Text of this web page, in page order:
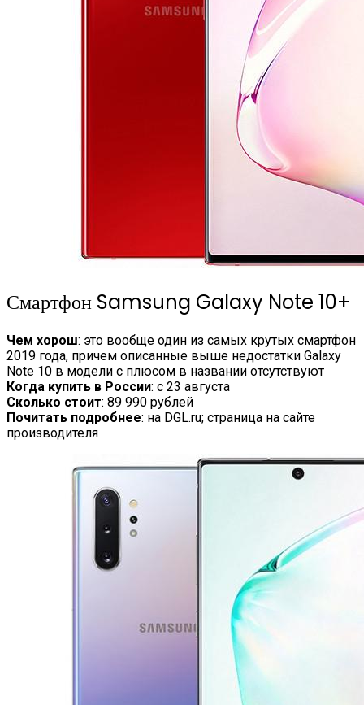
Смартфон Samsung Galaxy Note 10+
Чем хорош: это вообще один из самых крутых смартфон
2019 года, причем описанные выше недостатки Galaxy
Note 10 в модели с плюсом в названии отсутствуют
Когда купить в России: с 23 августа
Сколько стоит: 89 990 рублей
Почитать подробнее: на DGL.ru; страница на сайте
производителя